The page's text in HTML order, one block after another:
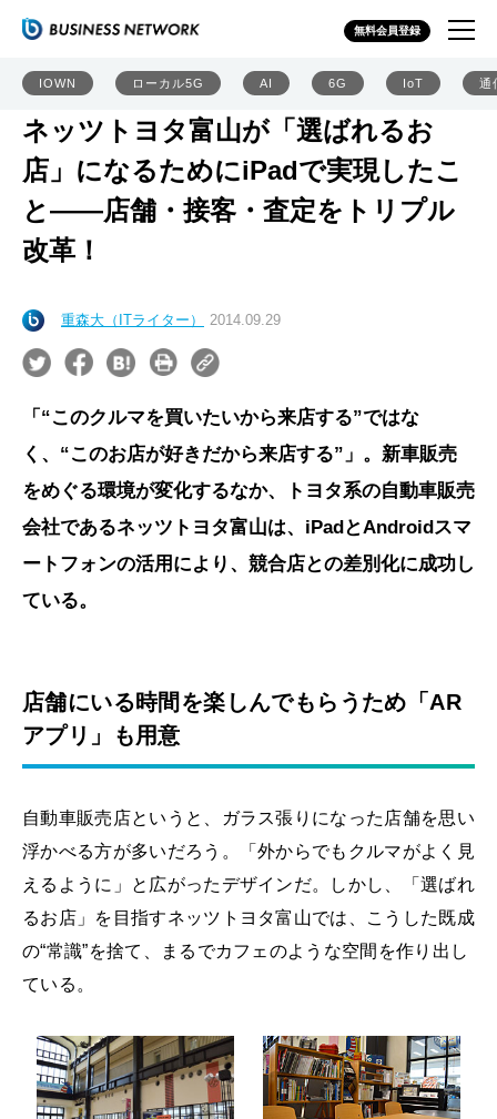
無料会員登録
IOWN ローカル5G AI 6G IoT 通
ネッツトヨタ富山が「選ばれるお
店」になるためにiPadで実現したこ
と――店舗・接客・査定をトリプル
改革！
重森大（ITライター） 2014.09.29
「“このクルマを買いたいから来店する”ではな
く、“このお店が好きだから来店する”」。新車販売
をめぐる環境が変化するなか、トヨタ系の自動車販売
会社であるネッツトヨタ富山は、iPadとAndroidスマ
ートフォンの活用により、競合店との差別化に成功し
ている。
店舗にいる時間を楽しんでもらうため「AR
アプリ」も用意
自動車販売店というと、ガラス張りになった店舗を思い
浮かべる方が多いだろう。「外からでもクルマがよく見
えるように」と広がったデザインだ。しかし、「選ばれ
るお店」を目指すネッツトヨタ富山では、こうした既成
の“常識”を捨て、まるでカフェのような空間を作り出し
ている。